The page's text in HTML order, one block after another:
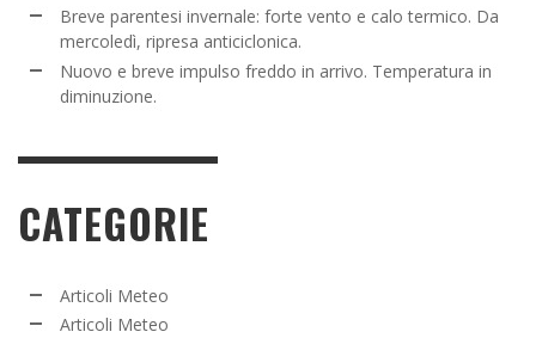
Breve parentesi invernale: forte vento e calo termico. Da
mercoledì, ripresa anticiclonica.
Nuovo e breve impulso freddo in arrivo. Temperatura in
diminuzione.
CATEGORIE
Articoli Meteo
Articoli Meteo